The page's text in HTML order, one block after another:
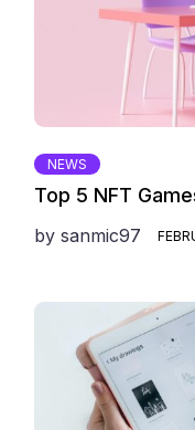
NEWS
Top 5 NFT
by sanmic97